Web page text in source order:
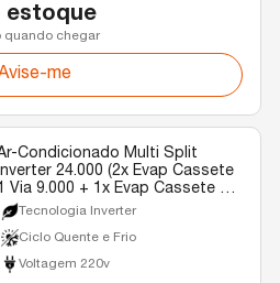
estoque
quando chegar
me
Condicionado Multi Split
24.000 (2x Evap Cassete
Via 9.000 + 1x Evap Cassete 1
Via 18.000) Gree Quente/Frio R-
32 220v
Tecnologia Inverter
Ciclo Quente e Frio
Voltagem 220v